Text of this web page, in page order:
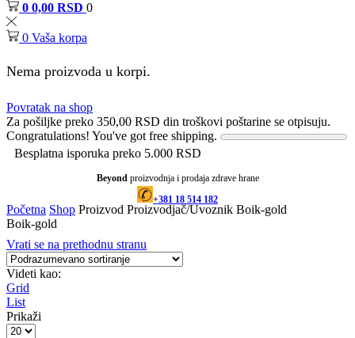
0 0,00 RSD 0
0 Vaša korpa
Nema proizvoda u korpi.
Povratak na shop
Za pošiljke preko 350,00 RSD din troškovi poštarine se otpisuju.
Congratulations! You've got free shipping.
Besplatna isporuka preko 5.000 RSD
Beyond proizvodnja i prodaja zdrave hrane
+381 18 514 182
Početna Shop Proizvod Proizvodjač/Uvoznik Boik-gold
Boik-gold
Vrati se na prethodnu stranu
Videti kao:
Grid
List
Prikaži
Products